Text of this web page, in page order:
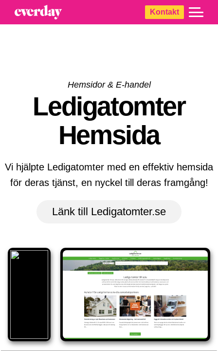
to
primary
to
main
to
footer
Kontakt
Hemsidor & E-handel
Ledigatomter
Hemsida
Vi hjälpte Ledigatomter med en effektiv hemsida
för deras tjänst, en nyckel till deras framgång!
Länk till Ledigatomter.se